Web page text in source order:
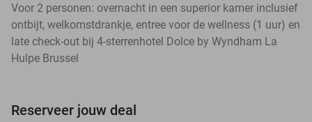
Voor 2 personen: overnacht in een superior kamer inclusief
ontbijt, welkomstdrankje, entree voor de wellness (1 uur) en
late check-out bij 4-sterrenhotel Dolce by Wyndham La
Hulpe Brussel
Reserveer jouw deal